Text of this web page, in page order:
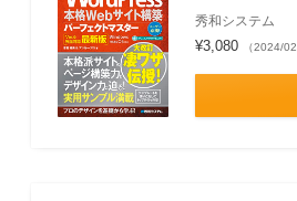
秀和システム
¥3,080 （2024/